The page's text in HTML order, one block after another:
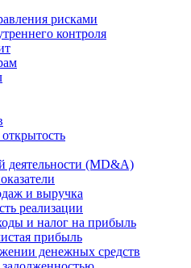
рисками
контроля
деятельности (MD&A)
и выручка
реализации
и налог на прибыль
прибыль
денежных средств